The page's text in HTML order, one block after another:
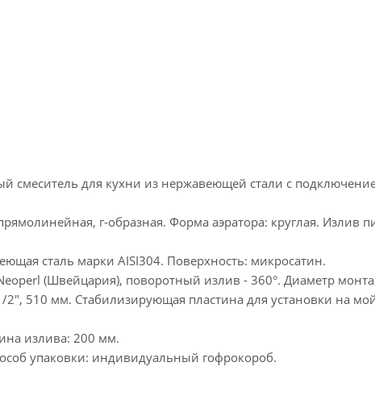
смеситель для кухни из нержавеющей стали с
г-образная. Форма аэратора: круглая. Излив
сталь марки AISI304. Поверхность: микросатин.
(Швейцария), поворотный излив - 360°. Диаметр
2", 510 мм. Стабилизирующая пластина для установки на
излива: 200 мм.
упаковки: индивидуальный гофрокороб.